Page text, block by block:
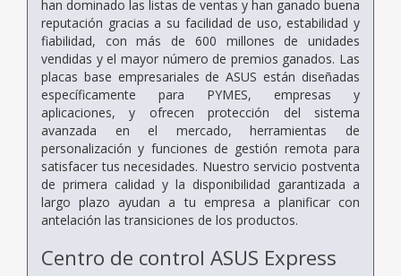
han dominado las listas de ventas y han ganado buena
reputación gracias a su facilidad de uso, estabilidad y
fiabilidad, con más de 600 millones de unidades
vendidas y el mayor número de premios ganados. Las
placas base empresariales de ASUS están diseñadas
específicamente para PYMES, empresas y
aplicaciones, y ofrecen protección del sistema
avanzada en el mercado, herramientas de
personalización y funciones de gestión remota para
satisfacer tus necesidades. Nuestro servicio postventa
de primera calidad y la disponibilidad garantizada a
largo plazo ayudan a tu empresa a planificar con
antelación las transiciones de los productos.
Centro de control ASUS Express